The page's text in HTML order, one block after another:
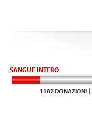
SANGUE INTERO
1187 DONAZIONI